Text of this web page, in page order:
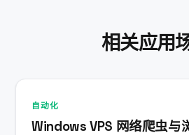
相关应用
自动化
Windows VPS 网络爬虫与